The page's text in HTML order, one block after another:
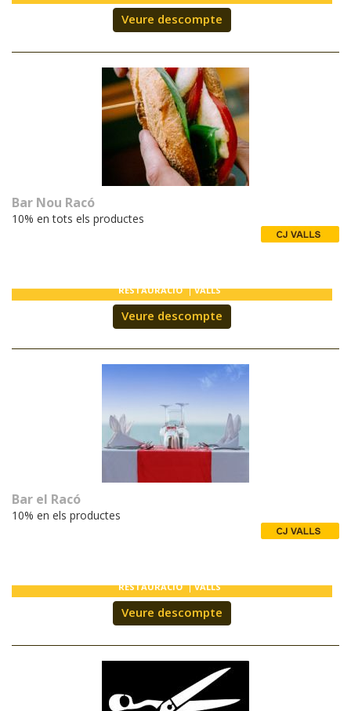
Veure descompte
Bar Nou Racó
10% en tots els productes
RESTAURACIÓ VALLS
Veure descompte
Bar el Racó
10% en els productes
RESTAURACIÓ VALLS
Veure descompte